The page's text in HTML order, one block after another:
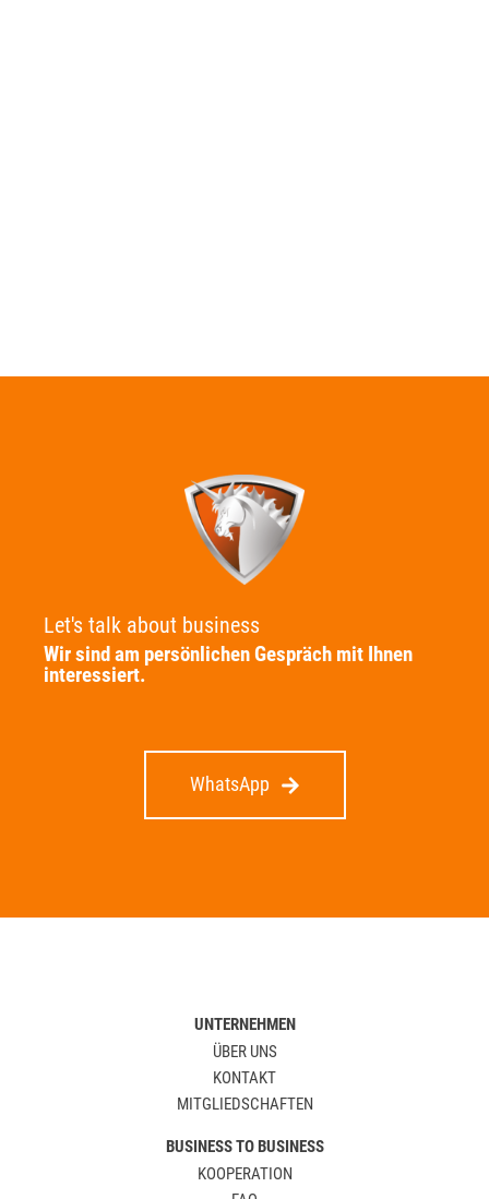
Let's talk about business
Wir sind am persönlichen Gespräch mit Ihnen
interessiert.
WhatsApp
UNTERNEHMEN
ÜBER UNS
KONTAKT
MITGLIEDSCHAFTEN
BUSINESS TO BUSINESS
KOOPERATION